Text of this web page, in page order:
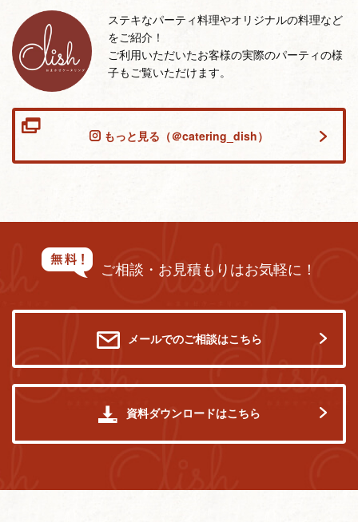
ステキなパーティ料理やオリジナルの料理など
をご紹介！
ご利用いただいたお客様の実際のパーティの様
子もご覧いただけます。
もっと見る（＠catering_dish）
ご相談・お見積もりはお気軽に！
メールでのご相談はこちら
資料ダウンロードはこちら